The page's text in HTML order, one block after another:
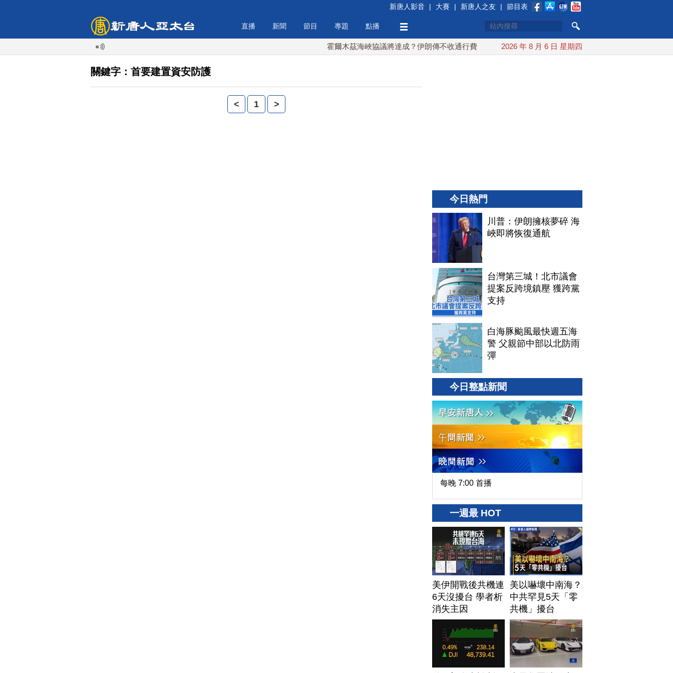
新唐人影音 | 大賽 | 新唐人之友 | 節目表
直播 新聞 節目 專題 點播
霍爾木茲海峽協議將達成？伊朗傳不收通行費 配合漢光 總統賴清德親登雲豹前進圓山指揮所
2026 年 8 月 6 日 星期四
關鍵字：首要建置資安防護
< 1 >
今日熱門
川普：伊朗擁核夢碎 海
峽即將恢復通航
台灣第三城！北市議會
提案反跨境鎮壓 獲跨黨
支持
白海豚颱風最快週五海
警 父親節中部以北防雨
彈
今日整點新聞
每晚 7:00 首播
一週最 HOT
美伊開戰後共機連
6天沒擾台 學者析
消失主因
美以嚇壞中南海？
中共罕見5天「零
共機」擾台